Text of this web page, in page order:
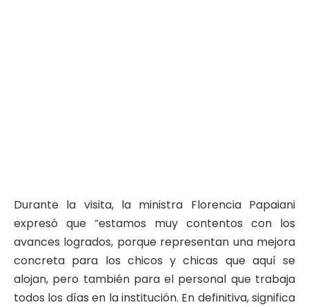
Durante la visita, la ministra Florencia Papaiani
expresó que “estamos muy contentos con los
avances logrados, porque representan una mejora
concreta para los chicos y chicas que aquí se
alojan, pero también para el personal que trabaja
todos los días en la institución. En definitiva, significa